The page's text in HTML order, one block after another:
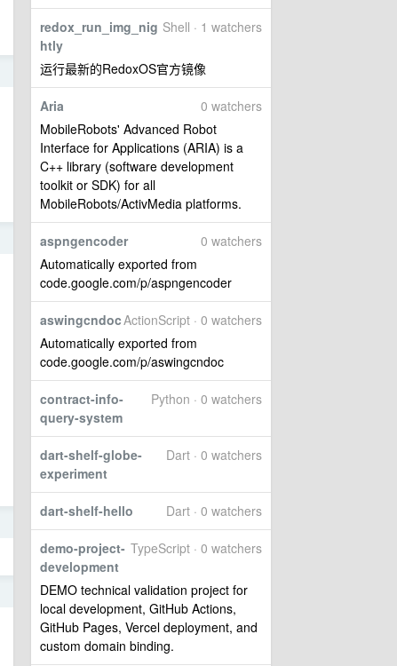
Shell · 1 watchers
redox_run_img_nig
htly
运行最新的RedoxOS官方镜像
0 watchers
Aria
MobileRobots' Advanced Robot
Interface for Applications (ARIA) is a
C++ library (software development
toolkit or SDK) for all
MobileRobots/ActivMedia platforms.
0 watchers
aspngencoder
Automatically exported from
code.google.com/p/aspngencoder
ActionScript · 0 watchers
aswingcndoc
Automatically exported from
code.google.com/p/aswingcndoc
Python · 0 watchers
contract-info-
query-system
Dart · 0 watchers
dart-shelf-globe-
experiment
Dart · 0 watchers
dart-shelf-hello
TypeScript · 0 watchers
demo-project-
development
DEMO technical validation project for
local development, GitHub Actions,
GitHub Pages, Vercel deployment, and
custom domain binding.